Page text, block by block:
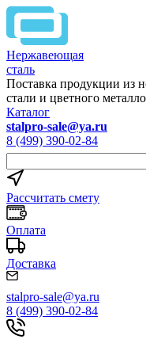
Нержавеющая
сталь
Поставка продукции из
стали и цветного
Каталог
stalpro-sale@ya.ru
8 (499) 390-02-84
Рассчитать смету
Оплата
Доставка
stalpro-sale@ya.ru
8 (499) 390-02-84